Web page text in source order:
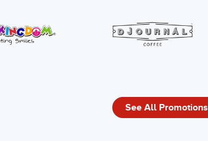
See All Promotions